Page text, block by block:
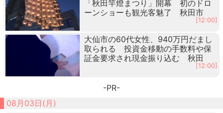
「秋田竿燈まつり」開幕 初のドロ
ーンショーも観光客魅了 秋田市
[12:00]
大仙市の60代女性、940万円だまし
取られる 投資金移動の手数料や保
証金要求され現金振り込む 秋田
[12:00]
-PR-
08月03日(月)